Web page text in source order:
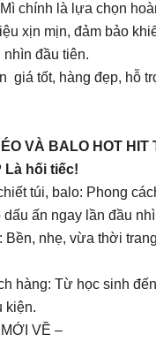
chính là lựa chọn
xịn mịn, đảm bảo
đầu tiên.
giá tốt, hàng đẹp, hỗ
VÀ BALO HOT HIT
Là hối tiếc!
túi, balo: Phong
dấu ấn ngay lần đầu
Bền, nhẹ, vừa thời
hàng: Từ học sinh
kiện.
VỀ –